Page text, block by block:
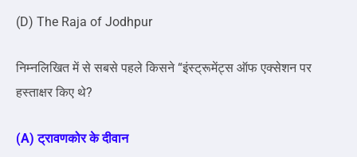
(D) The Raja of Jodhpur
निम्नलिखित में से सबसे पहले किसने “इंस्ट्रूमेंट्स ऑफ एक्सेशन पर
हस्ताक्षर किए थे?
(A) ट्रावणकोर के दीवान